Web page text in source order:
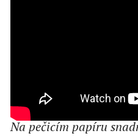
Na pečicím papíru